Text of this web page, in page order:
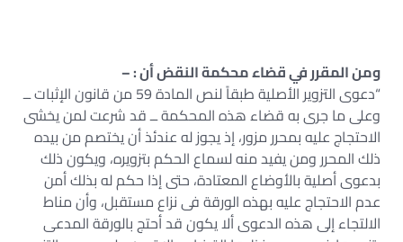
ومن المقرر في قضاء محكمة النقض أن : –
“دعوى التزوير الأصلية طبقاً لنص المادة 59 من قانون الإثبات ــ
وعلى ما جرى به قضاء هذه المحكمة ــ قد شرعت لمن يخشى
الاحتجاج عليه بمحرر مزور، إذ يجوز له عندئذ أن يختصم من بيده
ذلك المحرر ومن يفيد منه لسماع الحكم بتزويره، ويكون ذلك
بدعوى أصلية بالأوضاع المعتادة، حتى إذا حكم له بذلك أمن
عدم الاحتجاج عليه بهذه الورقة فى نزاع مستقبل، وأن مناط
الالتجاء إلى هذه الدعوى ألا يكون قد أحتج بالورقة المدعى